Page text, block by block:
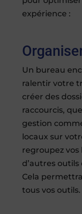
expérience :
Un bureau
ralentir votre
créer des
raccourcis,
gestion
locaux sur
regroupez vos
d’autres
Cela
tous vos outils.